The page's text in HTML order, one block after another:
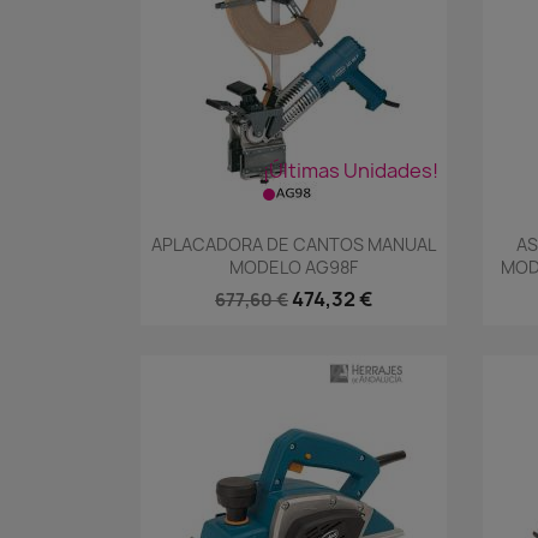
¡Últimas Unidades!
Vista rápida
APLACADORA DE CANTOS MANUAL
MODELO AG98F
677,60 € 474,32 €